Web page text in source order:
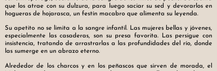
que los atrae con su dulzura, para luego saciar su sed y devorarlos en
hogueras de hojarasca, un festín macabro que alimenta su leyenda.
Su apetito no se limita a la sangre infantil. Las mujeres bellas y jóvenes,
especialmente las casaderas, son su presa favorita. Las persigue con
insistencia, tratando de arrastrarlas a las profundidades del río, donde
las sumerge en un abrazo eterno.
Alrededor de los charcos y en los peñascos que sirven de morada, el